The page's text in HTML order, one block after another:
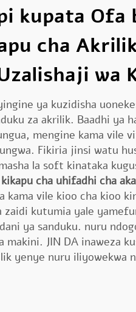
kupata Ofa
cha
wa
ya kuzidisha
za akrilik. Baadhi ya
mengine kama vile
Fikiria jinsi watu
la soft kinataka
kikapu cha uhifadhi cha
kama vile kioo cha kioo
zaidi kutumia yale
ya sanduku. nuru
makini. JIN DA inaweza
yenye nuru iliyowekwa